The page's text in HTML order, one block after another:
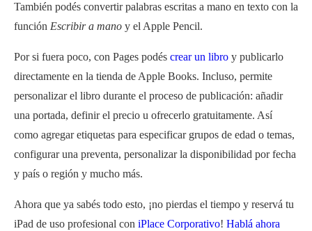
También podés convertir palabras escritas a mano en texto con la
función Escribir a mano y el Apple Pencil.
Por si fuera poco, con Pages podés crear un libro y publicarlo
directamente en la tienda de Apple Books. Incluso, permite
personalizar el libro durante el proceso de publicación: añadir
una portada, definir el precio u ofrecerlo gratuitamente. Así
como agregar etiquetas para especificar grupos de edad o temas,
configurar una preventa, personalizar la disponibilidad por fecha
y país o región y mucho más.
Ahora que ya sabés todo esto, ¡no pierdas el tiempo y reservá tu
iPad de uso profesional con iPlace Corporativo! Hablá ahora